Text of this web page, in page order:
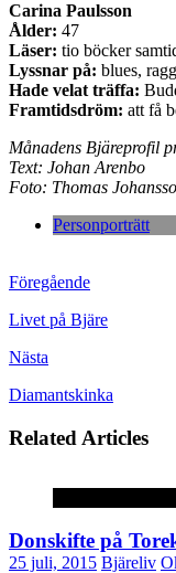
Carina Paulsson
Ålder: 47
Läser: tio böcker
Lyssnar på: blues,
Hade velat träffa:
Framtidsdröm: att få
Månadens Bjäreprofil
Text: Johan Arenbo
Foto: Thomas
Personporträtt
Föregående
Livet på Bjäre
Nästa
Diamantskinka
Related Articles
Donskifte på
25 juli, 2015 Bjäreliv